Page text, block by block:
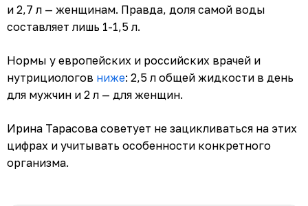
и 2,7 л — женщинам. Правда, доля самой воды
составляет лишь 1-1,5 л.
Нормы у европейских и российских врачей и
нутрициологов ниже: 2,5 л общей жидкости в день
для мужчин и 2 л — для женщин.
Ирина Тарасова советует не зацикливаться на этих
цифрах и учитывать особенности конкретного
организма.